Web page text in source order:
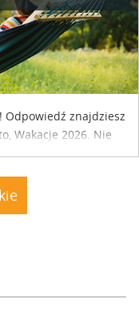
Odpowiedź znajdziesz
Wakacje 2026. Nie